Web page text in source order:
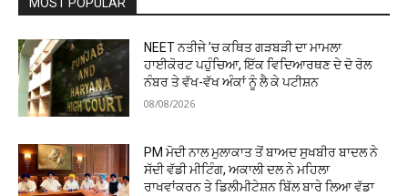
NEET ਨਤੀਜੇ ’ਚ ਕਥਿਤ ਗੜਬੜੀ ਦਾ ਮਾਮਲਾ
ਹਾਈਕੋਰਟ ਪਹੁੰਚਿਆ, ਇੱਕ ਵਿਦਿਆਰਥਣ ਦੇ ਦੋ ਰੋਲ
ਨੰਬਰ ਤੇ ਵੱਖ-ਵੱਖ ਅੰਕਾਂ ਨੂੰ ਲੈ ਕੇ ਪਟੀਸ਼ਨ
08/08/2026
PM ਮੋਦੀ ਨਾਲ ਮੁਲਾਕਾਤ ਤੋਂ ਬਾਅਦ ਸੁਖਬੀਰ ਬਾਦਲ ਨੇ
ਸੱਦੀ ਵੱਡੀ ਮੀਟਿੰਗ, ਅਕਾਲੀ ਦਲ ਨੇ ਮਹਿਲਾ
ਰਾਖਵਾਂਕਰਨ ਤੇ ਡਿਲੀਮੀਟੇਸ਼ਨ ਬਿੱਲ ਬਾਰੇ ਲਿਆ ਵੱਡਾ